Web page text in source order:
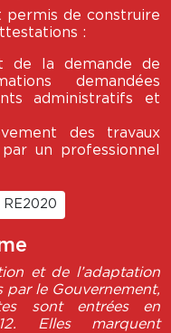
permis de construire
:
de la demande de
demandées
administratifs et
des travaux
un professionnel
RE2020
et de l’adaptation
par le Gouvernement,
sont entrées en
Elles marquent